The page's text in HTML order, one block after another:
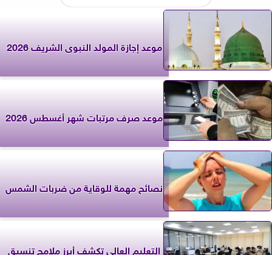
موعد إجازة المولد النبوى الشريف 2026
موعد صرف مرتبات شهر أغسطس 2026
نصائح مهمة للوقاية من ضربات الشمس
التعليم العالي تكشف أبرز ملامح تنسيق